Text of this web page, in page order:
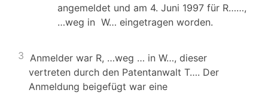
angemeldet und am 4. Juni 1997 für R……,
…weg in W… eingetragen worden.
3 Anmelder war R, …weg … in W…, dieser
vertreten durch den Patentanwalt T…. Der
Anmeldung beigefügt war eine